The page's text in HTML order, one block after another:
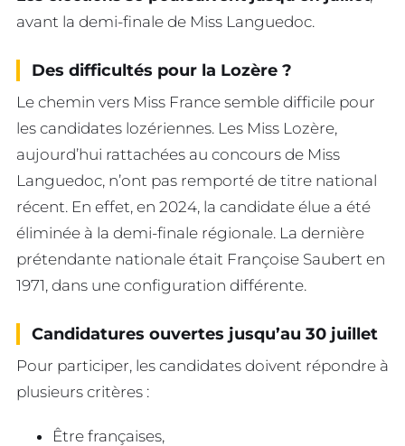
avant la demi-finale de Miss Languedoc.
Des difficultés pour la Lozère ?
Le chemin vers Miss France semble difficile pour
les candidates lozériennes. Les Miss Lozère,
aujourd’hui rattachées au concours de Miss
Languedoc, n’ont pas remporté de titre national
récent. En effet, en 2024, la candidate élue a été
éliminée à la demi-finale régionale. La dernière
prétendante nationale était Françoise Saubert en
1971, dans une configuration différente.
Candidatures ouvertes jusqu’au 30 juillet
Pour participer, les candidates doivent répondre à
plusieurs critères :
Être françaises,